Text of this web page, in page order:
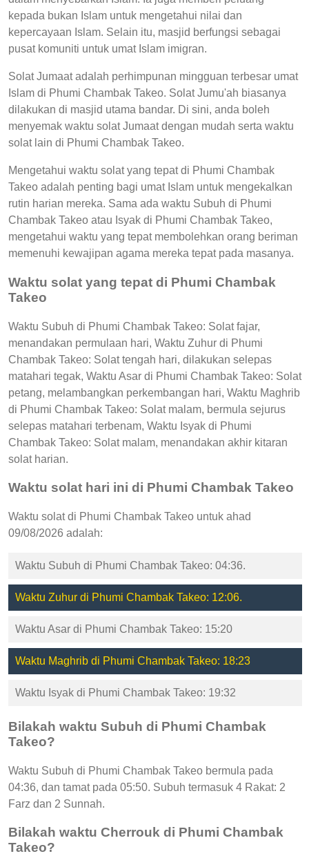
kepada bukan Islam untuk mengetahui nilai dan
kepercayaan Islam. Selain itu, masjid berfungsi sebagai
pusat komuniti untuk umat Islam imigran.
Solat Jumaat adalah perhimpunan mingguan terbesar umat
Islam di Phumi Chambak Takeo. Solat Jumu'ah biasanya
dilakukan di masjid utama bandar. Di sini, anda boleh
menyemak waktu solat Jumaat dengan mudah serta waktu
solat lain di Phumi Chambak Takeo.
Mengetahui waktu solat yang tepat di Phumi Chambak
Takeo adalah penting bagi umat Islam untuk mengekalkan
rutin harian mereka. Sama ada waktu Subuh di Phumi
Chambak Takeo atau Isyak di Phumi Chambak Takeo,
mengetahui waktu yang tepat membolehkan orang beriman
memenuhi kewajipan agama mereka tepat pada masanya.
Waktu solat yang tepat di Phumi Chambak
Takeo
Waktu Subuh di Phumi Chambak Takeo: Solat fajar,
menandakan permulaan hari, Waktu Zuhur di Phumi
Chambak Takeo: Solat tengah hari, dilakukan selepas
matahari tegak, Waktu Asar di Phumi Chambak Takeo: Solat
petang, melambangkan perkembangan hari, Waktu Maghrib
di Phumi Chambak Takeo: Solat malam, bermula sejurus
selepas matahari terbenam, Waktu Isyak di Phumi
Chambak Takeo: Solat malam, menandakan akhir kitaran
solat harian.
Waktu solat hari ini di Phumi Chambak Takeo
Waktu solat di Phumi Chambak Takeo untuk ahad
09/08/2026 adalah:
Waktu Subuh di Phumi Chambak Takeo: 04:36.
Waktu Zuhur di Phumi Chambak Takeo: 12:06.
Waktu Asar di Phumi Chambak Takeo: 15:20
Waktu Maghrib di Phumi Chambak Takeo: 18:23
Waktu Isyak di Phumi Chambak Takeo: 19:32
Bilakah waktu Subuh di Phumi Chambak
Takeo?
Waktu Subuh di Phumi Chambak Takeo bermula pada
04:36, dan tamat pada 05:50. Subuh termasuk 4 Rakat: 2
Farz dan 2 Sunnah.
Bilakah waktu Cherrouk di Phumi Chambak
Takeo?